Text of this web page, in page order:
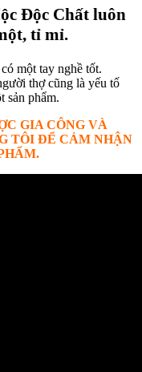
Độc Chất luôn
tỉ mỉ.
một tay nghề tốt.
thợ cũng là yếu tố
sản phẩm.
GIA CÔNG VÀ
TÔI ĐỂ CẢM NHẬN